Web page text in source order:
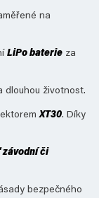
na
LiPo baterie za
dlouhou životnost.
XT30. Díky
závodní či
bezpečného